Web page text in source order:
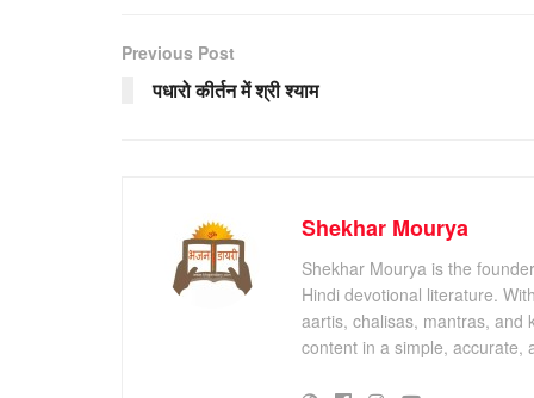
Previous Post
पधारो कीर्तन में श्री श्याम
Shekhar Mourya
Shekhar Mourya is the
Hindi devotional literature.
aartis, chalisas, mantras, and
content in a simple, accurate,